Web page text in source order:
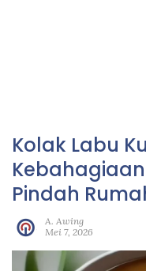
Kolak Labu
Pindah
A. Awing
Mei 7, 2026